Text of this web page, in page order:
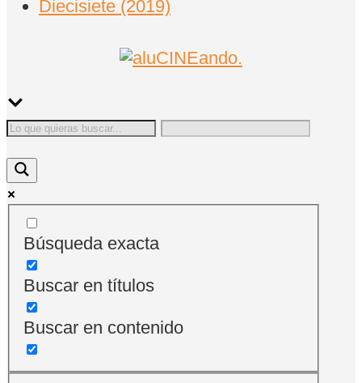
Diecisiete (2019)
Búsqueda exacta
Buscar en títulos
Buscar en contenido